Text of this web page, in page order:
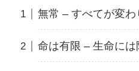
無常 – すべてが変わ
命は有限 – 生命には